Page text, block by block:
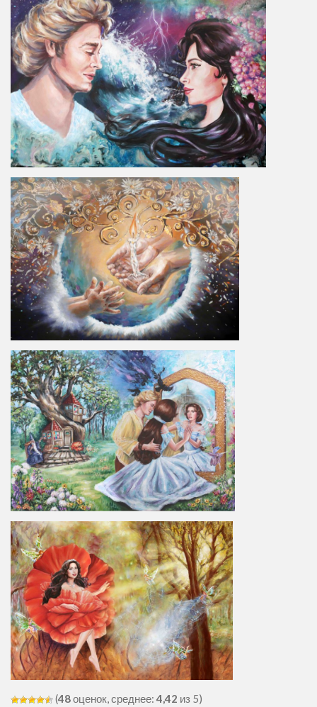
(48оценок, среднее: 4,42 из 5)